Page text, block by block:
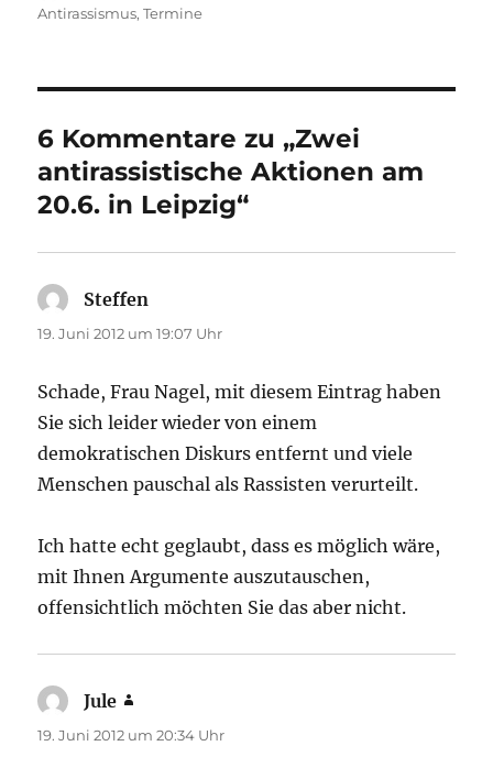
am
Antirassismus,Termine
6 Kommentare zu „Zwei
antirassistische Aktionen am
20.6. in Leipzig“
Steffen
19. Juni 2012 um 19:07 Uhr
Schade, Frau Nagel, mit diesem Eintrag haben
Sie sich leider wieder von einem
demokratischen Diskurs entfernt und viele
Menschen pauschal als Rassisten verurteilt.
Ich hatte echt geglaubt, dass es möglich wäre,
mit Ihnen Argumente auszutauschen,
offensichtlich möchten Sie das aber nicht.
Jule
19. Juni 2012 um 20:34 Uhr